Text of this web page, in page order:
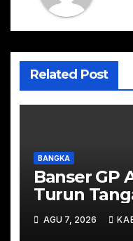
Related Post
BANGKA
Banser GP
Turun
Padamkan
Desa Mapur
AGU 7, 2026